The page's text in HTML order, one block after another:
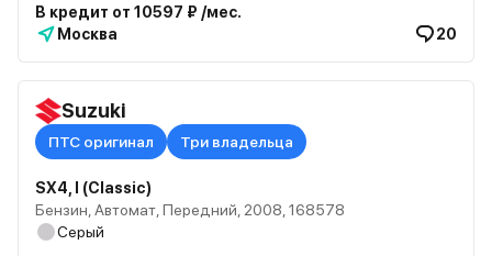
В кредит от 10597 ₽ /мес.
Москва
20
Suzuki
ПТС оригинал Три владельца
SX4, I (Classic)
Бензин, Автомат, Передний, 2008, 168578
Серый